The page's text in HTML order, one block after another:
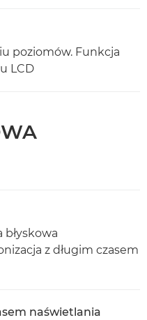
poziomów. Funkcja
LCD
z długim czasem
naświetlania